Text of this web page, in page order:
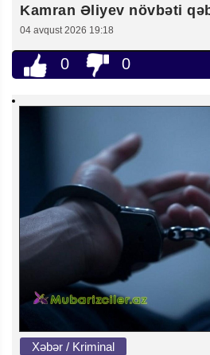
Kamran Əliyev növbəti
04 avqust 2026 19:18
0 0
Xəbər / Kriminal